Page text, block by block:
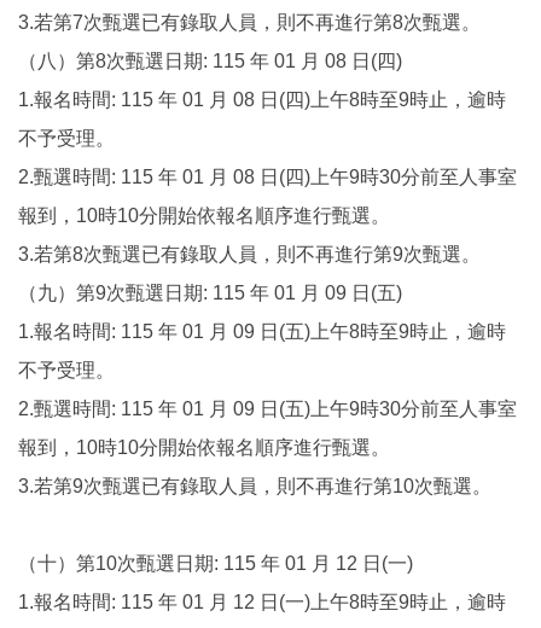
3.若第7次甄選已有錄取人員，則不再進行第8次甄選。
（八）第8次甄選日期: 115 年 01 月 08 日(四)
1.報名時間: 115 年 01 月 08 日(四)上午8時至9時止，逾時
不予受理。
2.甄選時間: 115 年 01 月 08 日(四)上午9時30分前至人事室
報到，10時10分開始依報名順序進行甄選。
3.若第8次甄選已有錄取人員，則不再進行第9次甄選。
（九）第9次甄選日期: 115 年 01 月 09 日(五)
1.報名時間: 115 年 01 月 09 日(五)上午8時至9時止，逾時
不予受理。
2.甄選時間: 115 年 01 月 09 日(五)上午9時30分前至人事室
報到，10時10分開始依報名順序進行甄選。
3.若第9次甄選已有錄取人員，則不再進行第10次甄選。
（十）第10次甄選日期: 115 年 01 月 12 日(一)
1.報名時間: 115 年 01 月 12 日(一)上午8時至9時止，逾時